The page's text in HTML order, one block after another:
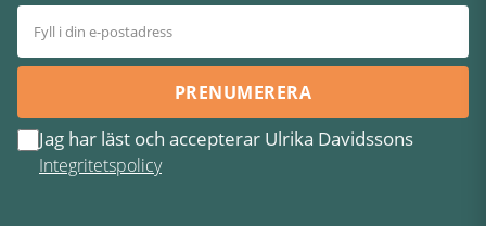
PRENUMERERA
Jag har läst och accepterar Ulrika Davidssons
Integritetspolicy